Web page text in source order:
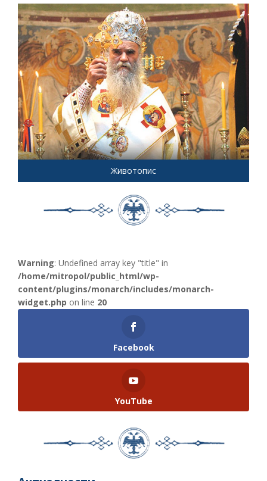
Животопис
Warning: Undefined array key "title" in
/home/mitropol/public_html/wp-
content/plugins/monarch/includes/monarch-
widget.php on line 20
Facebook
YouTube